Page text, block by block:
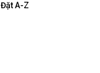
Đặt A-Z